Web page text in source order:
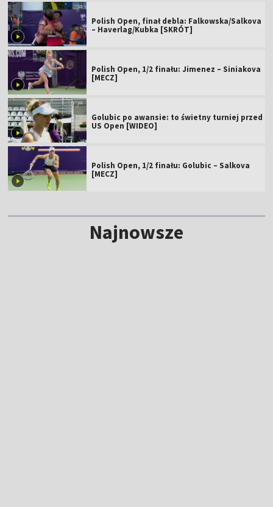
Polish Open, finał debla: Falkowska/Salkova
– Haverlag/Kubka [SKRÓT]
Polish Open, 1/2 finału: Jimenez – Siniakova
[MECZ]
Golubic po awansie: to świetny turniej przed
US Open [WIDEO]
Polish Open, 1/2 finału: Golubic – Salkova
[MECZ]
Najnowsze